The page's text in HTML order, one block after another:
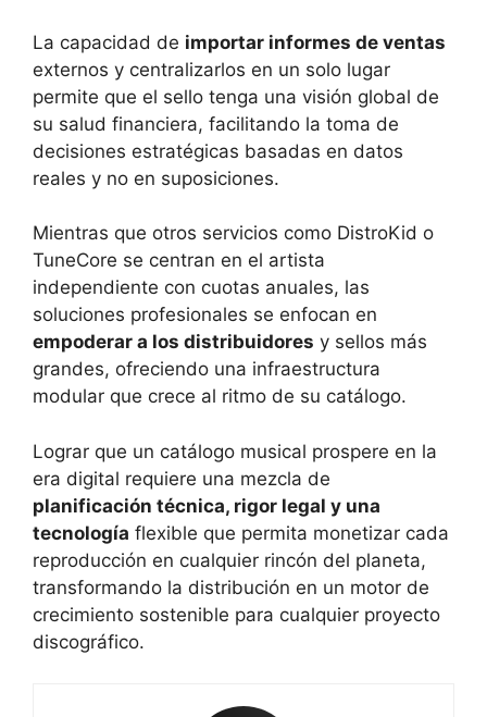
La capacidad de importar informes de ventas
externos y centralizarlos en un solo lugar
permite que el sello tenga una visión global de
su salud financiera, facilitando la toma de
decisiones estratégicas basadas en datos
reales y no en suposiciones.
Mientras que otros servicios como DistroKid o
TuneCore se centran en el artista
independiente con cuotas anuales, las
soluciones profesionales se enfocan en
empoderar a los distribuidores y sellos más
grandes, ofreciendo una infraestructura
modular que crece al ritmo de su catálogo.
Lograr que un catálogo musical prospere en la
era digital requiere una mezcla de
planificación técnica, rigor legal y una
tecnología flexible que permita monetizar cada
reproducción en cualquier rincón del planeta,
transformando la distribución en un motor de
crecimiento sostenible para cualquier proyecto
discográfico.